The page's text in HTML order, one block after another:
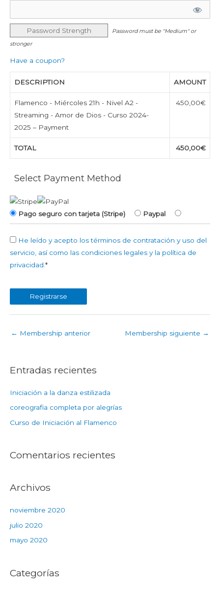
Password Strength
Password must be "Medium" or
stronger
Have a coupon?
DESCRIPTION AMOUNT
Flamenco - Miércoles 21h - Nivel A2 -
Streaming - Amor de Dios - Curso 2024-
2025 – Payment
450,00€
TOTAL 450,00€
Select Payment Method
Pago seguro con tarjeta (Stripe) Paypal
He leído y acepto los términos de contratación y uso del
servicio, así como las condiciones legales y la política de
privacidad. *
← Membership anterior Membership siguiente →
Entradas recientes
Iniciación a la danza estilizada
coreografia completa por alegrías
Curso de Iniciación al Flamenco
Comentarios recientes
Archivos
noviembre 2020
julio 2020
mayo 2020
Categorías